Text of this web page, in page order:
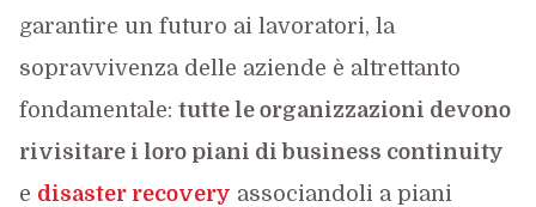
garantire un futuro ai lavoratori, la
sopravvivenza delle aziende è altrettanto
fondamentale: tutte le organizzazioni devono
rivisitare i loro piani di business continuity
e disaster recovery associandoli a piani